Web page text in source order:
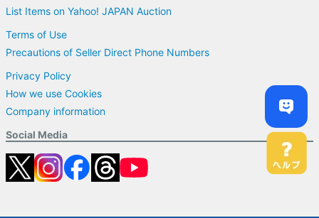
List Items on Yahoo! JAPAN Auction
Terms of Use
Precautions of Seller Direct Phone Numbers
Privacy Policy
How we use Cookies
Company information
Social Media